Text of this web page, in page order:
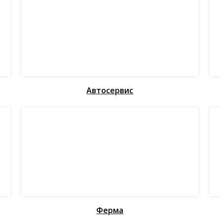
Автосервис
Ферма